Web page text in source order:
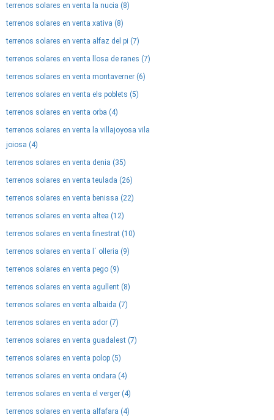
terrenos solares en venta la nucia (8)
terrenos solares en venta xativa (8)
terrenos solares en venta alfaz del pi (7)
terrenos solares en venta llosa de ranes (7)
terrenos solares en venta montaverner (6)
terrenos solares en venta els poblets (5)
terrenos solares en venta orba (4)
terrenos solares en venta la villajoyosa vila
joiosa (4)
terrenos solares en venta denia (35)
terrenos solares en venta teulada (26)
terrenos solares en venta benissa (22)
terrenos solares en venta altea (12)
terrenos solares en venta finestrat (10)
terrenos solares en venta l´ olleria (9)
terrenos solares en venta pego (9)
terrenos solares en venta agullent (8)
terrenos solares en venta albaida (7)
terrenos solares en venta ador (7)
terrenos solares en venta guadalest (7)
terrenos solares en venta polop (5)
terrenos solares en venta ondara (4)
terrenos solares en venta el verger (4)
terrenos solares en venta alfafara (4)